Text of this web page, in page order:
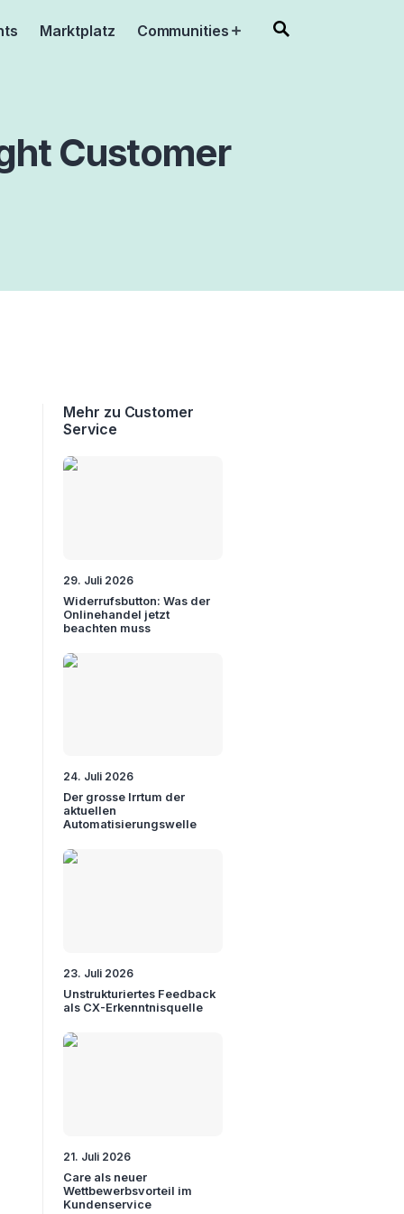
Marktplatz Communities Open
Customer
Mehr zu Customer
Service
29. Juli 2026
Widerrufsbutton: Was der
Onlinehandel jetzt
beachten muss
24. Juli 2026
Der grosse Irrtum der
aktuellen
Automatisierungswelle
23. Juli 2026
Unstrukturiertes Feedback
als CX-Erkenntnisquelle
21. Juli 2026
Care als neuer
Wettbewerbsvorteil im
Kundenservice